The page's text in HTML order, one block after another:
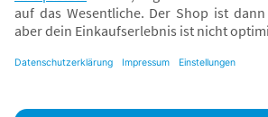
Onlineshop geltende Preis stellt bei einem Verkauf
Nehmer eine unverbindliche Preisempfehlung dar. Der
Franchise-Nehmer im Rahmen der Option
daher von dem Verkaufspreis im Onlineshop
Versandzeiten gelten nur bei Bezahlung mit einer der